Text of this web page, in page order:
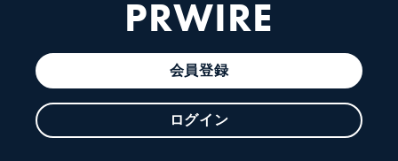
PRWIRE
会員登録
ログイン